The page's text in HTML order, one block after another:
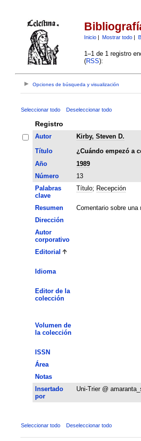
Inicio| Mostrar todo|
1–1 de 1 registro
(RSS):
Opciones de búsqueda y visualización
Seleccionar todo Deseleccionar todo
Registro
Autor
Kirby, Steven D.
Título
¿Cuándo empezó a
Año
1989
Número
13
Palabras
clave
Título; Recepción
Resumen
Comentario sobre una
Dirección
Autor
corporativo
Editorial
Idioma
Editor de la
colección
Volumen de
la colección
ISSN
Área
Notas
Insertado
por
Uni-Trier @
Seleccionar todo Deseleccionar todo